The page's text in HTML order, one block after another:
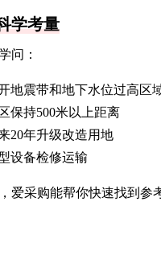
学考量
问：
地震带和地下水位过高区
保持500米以上距离
20年升级改造用地
设备检修运输
爱采购能帮你快速找到参